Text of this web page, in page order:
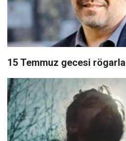
15 Temmuz gecesi